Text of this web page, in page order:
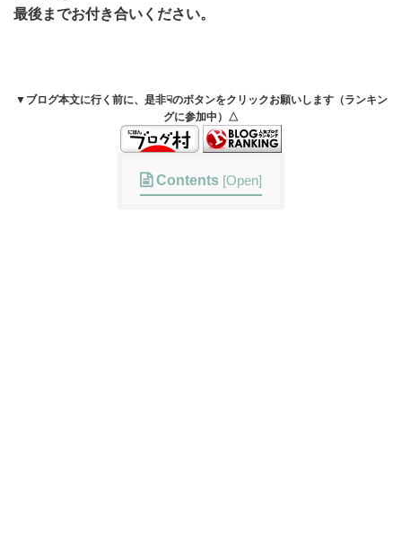
最後までお付き合いください。
▼ブログ本文に行く前に、是非☟のボタンをクリックお願いします（ランキン
グに参加中）△
Contents [Open]